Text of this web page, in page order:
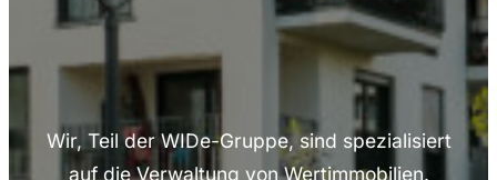
Wir, Teil der WIDe-Gruppe, sind spezialisiert
auf die Verwaltung von Wertimmobilien.